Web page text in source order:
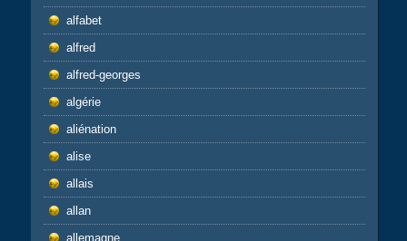
alfabet
alfred
alfred-georges
algérie
aliénation
alise
allais
allan
allemagne